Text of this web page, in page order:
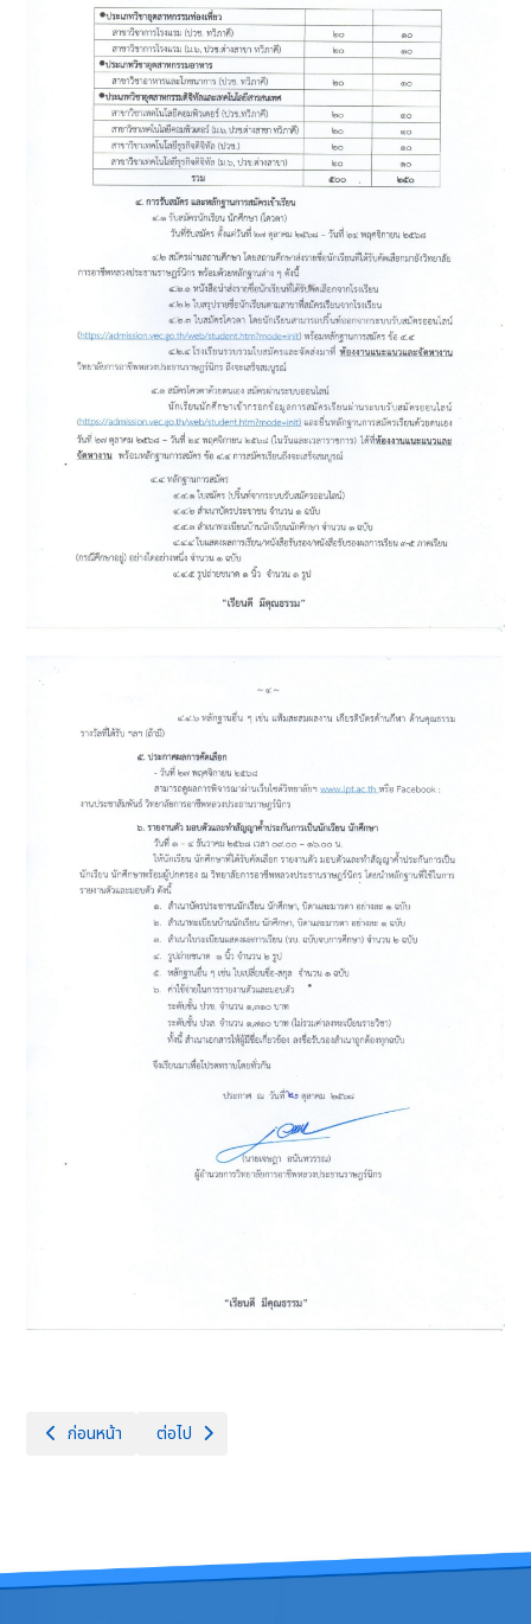
เนื้อหาก่อนหน้า: การเปลี่ยนแปลงปฏิทินการศึกษา ภาคเรียนที่ ๒ ปีการศึกษา
ก่อนหน้า เนื้อหาถัดไป: การรับสมัครนักศึกษาหลักสูตรวิชาชีพระยะสั้
ต่อไป